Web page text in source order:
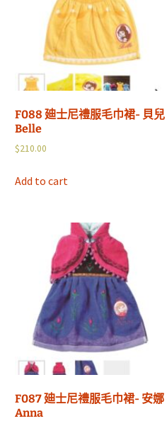
F088 廸士尼禮服毛巾裙- 貝兒
Belle
$210.00
Add to cart
F087 廸士尼禮服毛巾裙- 安娜
Anna